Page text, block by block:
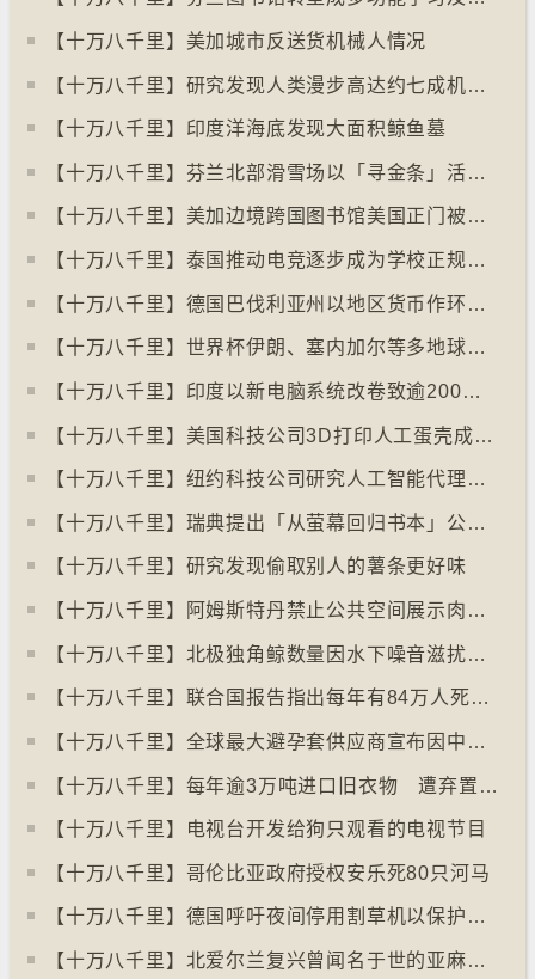
【十万八千里】美加城市反送货机械人情况
【十万八千里】研究发现人类漫步高达约七成机率「逆时针」行走
【十万八千里】印度洋海底发现大面积鲸鱼墓
【十万八千里】芬兰北部滑雪场以「寻金条」活动吸引游客
【十万八千里】美加边境跨国图书馆美国正门被禁另开「加拿大」门
【十万八千里】泰国推动电竞逐步成为学校正规课程
【十万八千里】德国巴伐利亚州以地区货币作环保金融工具
【十万八千里】世界杯伊朗、塞内加尔等多地球迷入境美国极有可能被拒绝入境
【十万八千里】印度以新电脑系统改卷致逾200万考生成绩或有出错
【十万八千里】美国科技公司3D打印人工蛋壳成功孵化小鸡
【十万八千里】纽约科技公司研究人工智能代理失控情况
【十万八千里】瑞典提出「从萤幕回归书本」公帑购买实体书
【十万八千里】研究发现偷取别人的薯条更好味
【十万八千里】阿姆斯特丹禁止公共空间展示肉类和化石燃料广告已促进碳中和
【十万八千里】北极独角鲸数量因水下噪音滋扰而减少
【十万八千里】联合国报告指出每年有84万人死于工作情况欠佳
【十万八千里】全球最大避孕套供应商宣布因中东战事涨价
【十万八千里】每年逾3万吨进口旧衣物 遭弃置于智利北部沙漠
【十万八千里】电视台开发给狗只观看的电视节目
【十万八千里】哥伦比亚政府授权安乐死80只河马
【十万八千里】德国呼吁夜间停用割草机以保护刺猬等动物
【十万八千里】北爱尔兰复兴曾闻名于世的亚麻布产业